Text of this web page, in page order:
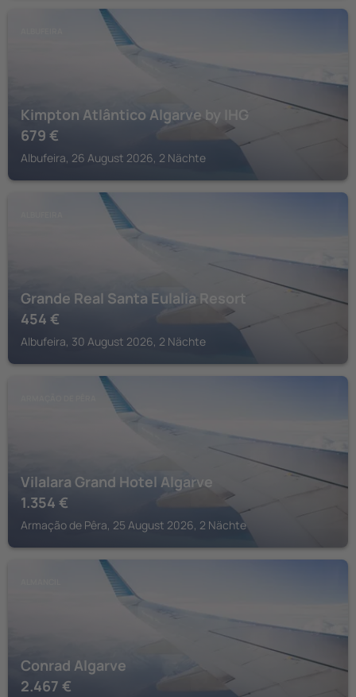
Kimpton Atlântico Algarve by IHG
679 €
Albufeira, 26 August 2026, 2 Nächte
Grande Real Santa Eulalia Resort
454 €
Albufeira, 30 August 2026, 2 Nächte
Vilalara Grand Hotel Algarve
1.354 €
Armação de Pêra, 25 August 2026, 2 Nächte
Conrad Algarve
2.467 €